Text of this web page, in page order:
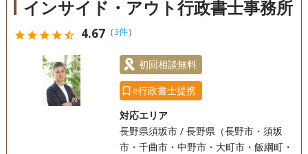
インサイド・アウト行政書士事務所
starstarstarstarstar_half 4.67（3件）
初回相談無料
e行政書士提携
対応エリア
長野県須坂市 / 長野県（長野市・須坂
市・千曲市・中野市・大町市・飯綱町・